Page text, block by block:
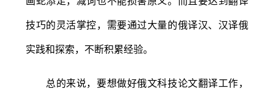
技巧的灵活掌控，需要通过大量的俄译汉、汉译俄
实践和探索，不断积累经验。
总的来说，要想做好俄文科技论文翻译工作，